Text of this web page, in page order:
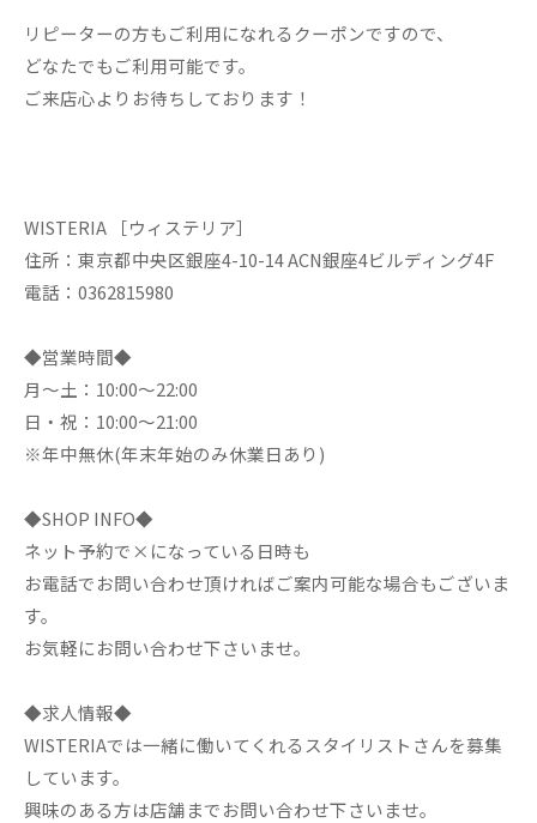
リピーターの方もご利用になれるクーポンですので、
どなたでもご利用可能です。
ご来店心よりお待ちしております！
WISTERIA ［ウィステリア］
住所：東京都中央区銀座4-10-14 ACN銀座4ビルディング4F
電話：0362815980
◆営業時間◆
月～土：10:00～22:00
日・祝：10:00～21:00
※年中無休(年末年始のみ休業日あり)
◆SHOP INFO◆
ネット予約で×になっている日時も
お電話でお問い合わせ頂ければご案内可能な場合もございま
す。
お気軽にお問い合わせ下さいませ。
◆求人情報◆
WISTERIAでは一緒に働いてくれるスタイリストさんを募集
しています。
興味のある方は店舗までお問い合わせ下さいませ。